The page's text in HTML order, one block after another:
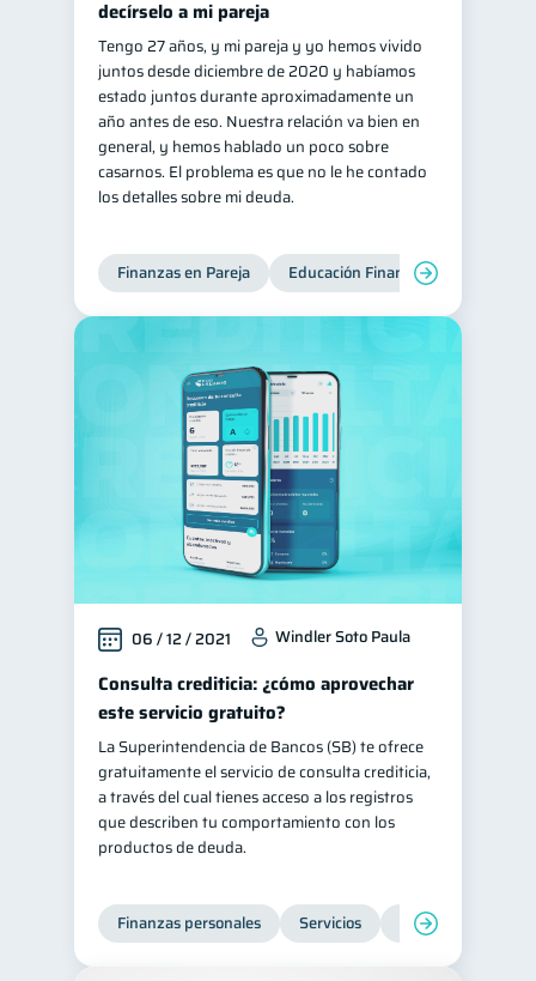
decírselo a mi pareja
Tengo 27 años, y mi pareja y yo hemos vivido
juntos desde diciembre de 2020 y habíamos
estado juntos durante aproximadamente un
año antes de eso. Nuestra relación va bien en
general, y hemos hablado un poco sobre
casarnos. El problema es que no le he contado
los detalles sobre mi deuda.
Finanzas en Pareja Educación Financiera
06 / 12 / 2021 Windler Soto Paula
Consulta crediticia: ¿cómo aprovechar
este servicio gratuito?
La Superintendencia de Bancos (SB) te ofrece
gratuitamente el servicio de consulta crediticia,
a través del cual tienes acceso a los registros
que describen tu comportamiento con los
productos de deuda.
Finanzas personales Servicios Inclusión financiera